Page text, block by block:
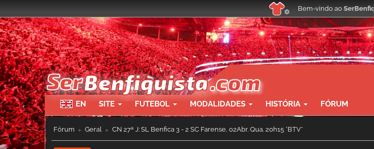
Bem-vindo ao
EN SITE FUTEBOL MODALIDADES HISTÓRIA FÓRUM
Fórum ► Geral ► CN 27ª J: SL Benfica 3 - 2 SC Farense, 02Abr. Qua. 20h15 *BTV*